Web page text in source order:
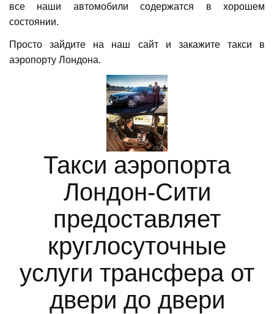
все наши автомобили содержатся в хорошем
состоянии.
Просто зайдите на наш сайт и закажите такси в
аэропорту Лондона.
Такси аэропорта
Лондон-Сити
предоставляет
круглосуточные
услуги трансфера от
двери до двери